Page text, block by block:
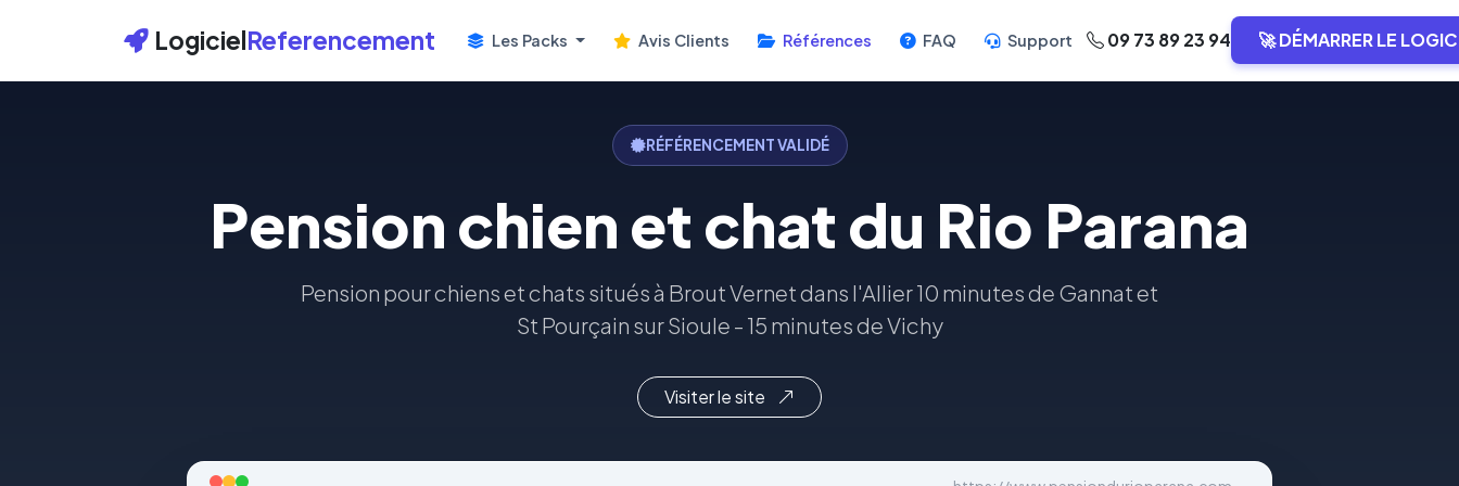
LogicielReferencement Les Packs Avis Clients Références FAQ Support 09 73 89 23 94 🚀 DÉMARRER LE
RÉFÉRENCEMENT VALIDÉ
Pension chien et chat du Rio Parana
Pension pour chiens et chats situés à Brout Vernet dans l'Allier 10 minutes de Gannat et
St Pourçain sur Sioule - 15 minutes de Vichy
Visiter le site